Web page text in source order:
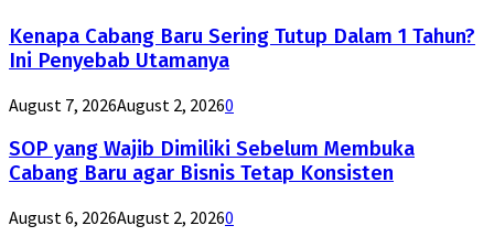
Kenapa Cabang Baru Sering Tutup Dalam 1 Tahun?
Ini Penyebab Utamanya
August 7, 2026August 2, 20260
SOP yang Wajib Dimiliki Sebelum Membuka
Cabang Baru agar Bisnis Tetap Konsisten
August 6, 2026August 2, 20260